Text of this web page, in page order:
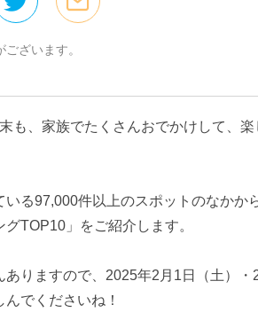
ざいます。
も、家族でたくさんおでかけして、楽
る97,000件以上のスポットのなかから
TOP10」をご紹介します。
りますので、2025年2月1日（土）・
でくださいね！